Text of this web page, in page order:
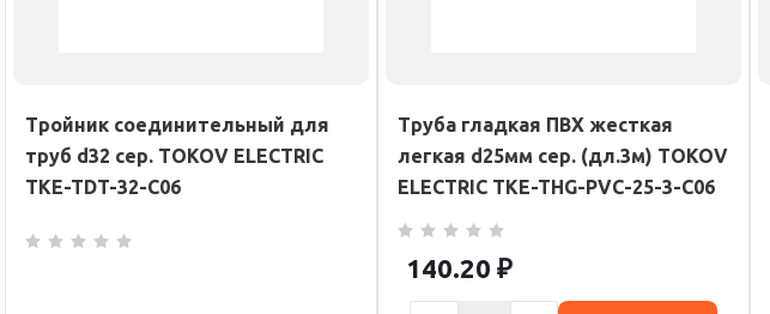
Тройник соединительный для
труб d32 сер. TOKOV ELECTRIC
TKE-TDT-32-C06
Труба гладкая ПВХ жесткая
легкая d25мм сер. (дл.3м) TOKOV
ELECTRIC TKE-THG-PVC-25-3-C06
140.20 ₽